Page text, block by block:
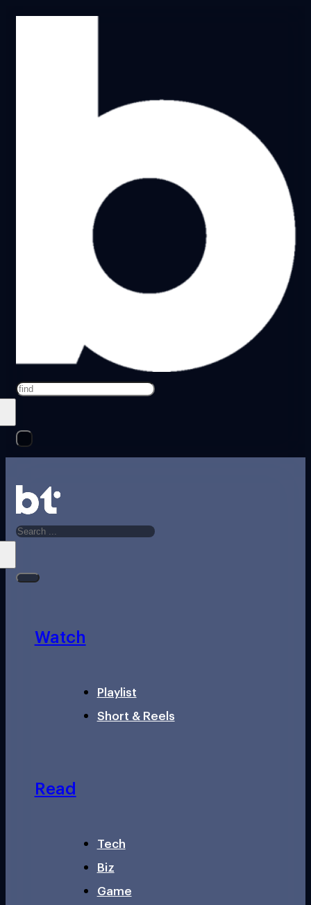
Search
Search
Watch
Playlist
Short & Reels
Read
Tech
Biz
Game